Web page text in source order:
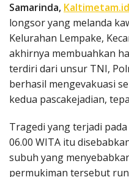
Samarinda, Kaltimetam.id
longsor yang melanda
Kelurahan Lempake,
akhirnya membuahkan
terdiri dari unsur TNI,
berhasil mengevakuasi
kedua pascakejadian,
Tragedi yang terjadi
06.00 WITA itu
subuh yang
permukiman tersebut